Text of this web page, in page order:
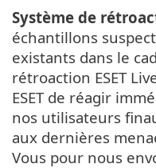
Système de
échantillons
existants dans le
rétroaction ESET
ESET de réagir
nos utilisateurs
aux dernières
Vous pour nous